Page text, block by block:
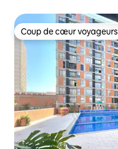
Coup de cœur voyageurs
Coup de cœur voyageurs